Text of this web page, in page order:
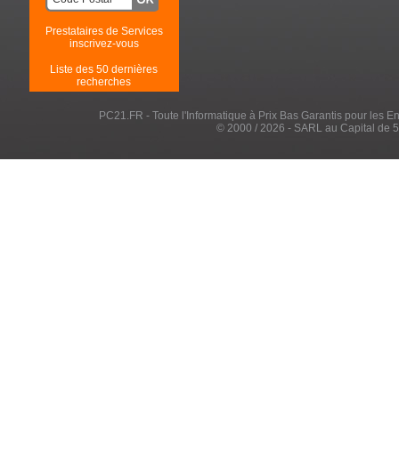
Prestataires de Services
inscrivez-vous
Liste des 50 dernières
recherches
PC21.FR - Toute l'Informatique à Prix Bas Garantis pour les
© 2000 / 2026 - SARL au Capital de